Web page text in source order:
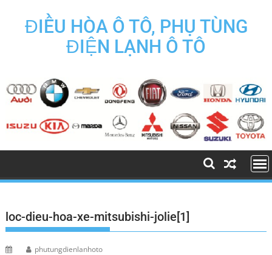
contentĐIỀU HÒA Ô TÔ, PHỤ TÙNG
ĐIỆN LẠNH Ô TÔ
loc-dieu-hoa-xe-mitsubishi-jolie[1]
phutungdienlanhoto